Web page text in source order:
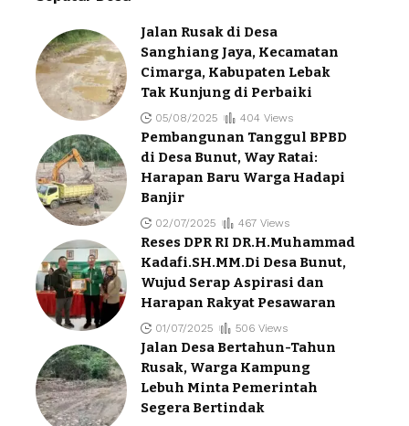
Jalan Rusak di Desa
Sanghiang Jaya, Kecamatan
Cimarga, Kabupaten Lebak
Tak Kunjung di Perbaiki
05/08/2025 404 Views
Pembangunan Tanggul BPBD
di Desa Bunut, Way Ratai:
Harapan Baru Warga Hadapi
Banjir
02/07/2025 467 Views
Reses DPR RI DR.H.Muhammad
Kadafi.SH.MM.Di Desa Bunut,
Wujud Serap Aspirasi dan
Harapan Rakyat Pesawaran
01/07/2025 506 Views
Jalan Desa Bertahun-Tahun
Rusak, Warga Kampung
Lebuh Minta Pemerintah
Segera Bertindak